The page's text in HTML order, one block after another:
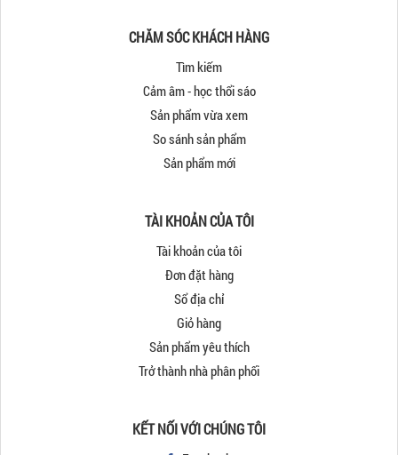
CHĂM SÓC KHÁCH HÀNG
Tìm kiếm
Cảm âm - học thổi sáo
Sản phẩm vừa xem
So sánh sản phẩm
Sản phẩm mới
TÀI KHOẢN CỦA TÔI
Tài khoản của tôi
Đơn đặt hàng
Sổ địa chỉ
Giỏ hàng
Sản phẩm yêu thích
Trở thành nhà phân phối
KẾT NỐI VỚI CHÚNG TÔI